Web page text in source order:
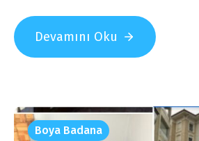
Devamını Oku
Boya Badana